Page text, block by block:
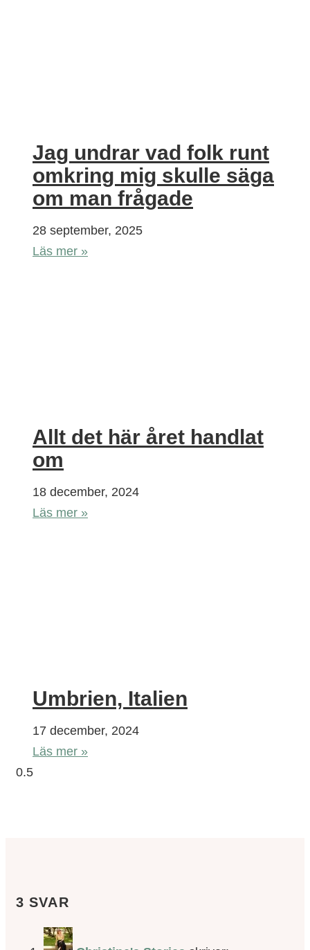
Jag undrar vad folk runt
omkring mig skulle säga
om man frågade
28 september, 2025
Läs mer »
Allt det här året handlat
om
18 december, 2024
Läs mer »
Umbrien, Italien
17 december, 2024
Läs mer »
3 SVAR